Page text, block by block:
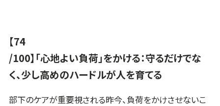
【74
/100】「心地よい負荷」をかける：守るだけでな
く、少し高めのハードルが人を育てる
部下のケアが重要視される昨今、負荷をかけさせないこ